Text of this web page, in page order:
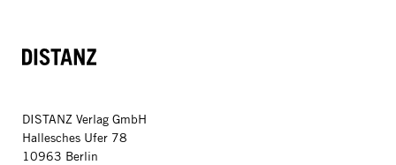
DISTANZ
DISTANZ Verlag GmbH
Hallesches Ufer 78
10963 Berlin